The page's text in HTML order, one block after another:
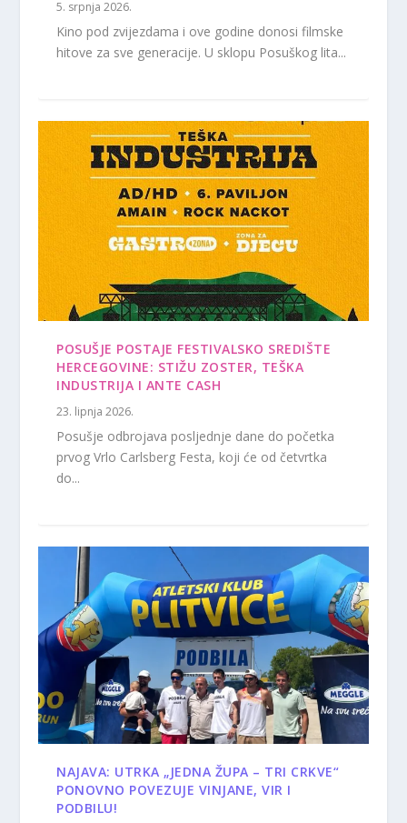
5. srpnja 2026.
Kino pod zvijezdama i ove godine donosi filmske
hitove za sve generacije. U sklopu Posuškog lita...
POSUŠJE POSTAJE FESTIVALSKO SREDIŠTE
HERCEGOVINE: STIŽU ZOSTER, TEŠKA
INDUSTRIJA I ANTE CASH
23. lipnja 2026.
Posušje odbrojava posljednje dane do početka
prvog Vrlo Carlsberg Festa, koji će od četvrtka
do...
NAJAVA: UTRKA „JEDNA ŽUPA – TRI CRKVE“
PONOVNO POVEZUJE VINJANE, VIR I
PODBILU!